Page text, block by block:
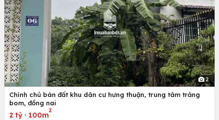
2
Chính chủ bán đất khu dân cư hưng thuận, trung tâm trảng
bom, đồng nai
2 tỷ · 100m
2